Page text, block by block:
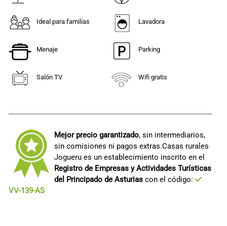
Ideal para familias Lavadora
Menaje Parking
Salón TV Wifi gratis
Mejor precio garantizado, sin intermediarios,
sin comisiones ni pagos extras.Casas rurales
Jogueru es un establecimiento inscrito en el
Registro de Empresas y Actividades Turísticas
del Principado de Asturias con el código:
VV-139-AS